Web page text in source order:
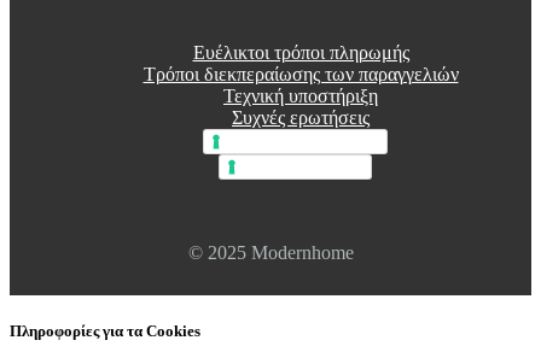
Ευέλικτοι τρόποι πληρωμής
Τρόποι διεκπεραίωσης των παραγγελιών
Τεχνική υποστήριξη
Συχνές ερωτήσεις
© 2025 Modernhome
Πληροφορίες για τα Cookies